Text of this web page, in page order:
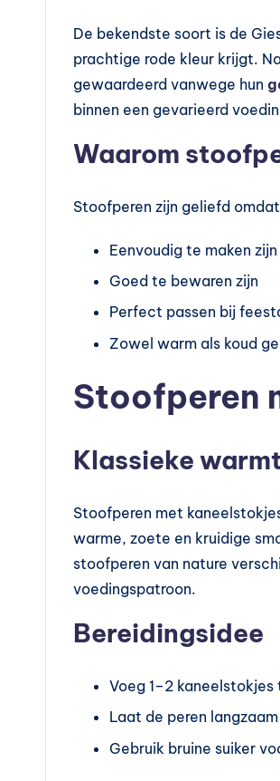
in
De bekendste soort is de
prachtige rode kleur krijgt.
gewaardeerd vanwege hun
binnen een gevarieerd
Waarom
Stoofperen zijn geliefd
Eenvoudig te maken zijn
Goed te bewaren zijn
Perfect passen bij
Zowel warm als koud
Stoofperen
Klassieke
Stoofperen met
warme, zoete en kruidige
stoofperen van nature
voedingspatroon.
Bereidingsidee
Voeg 1–2
Laat de peren
Gebruik bruine suiker